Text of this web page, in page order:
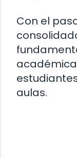
Con el
aulas.